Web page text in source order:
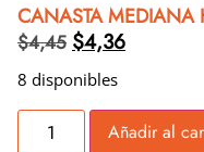
CANASTA MEDIANA
$4,45 $4,36
8 disponibles
Añadir al